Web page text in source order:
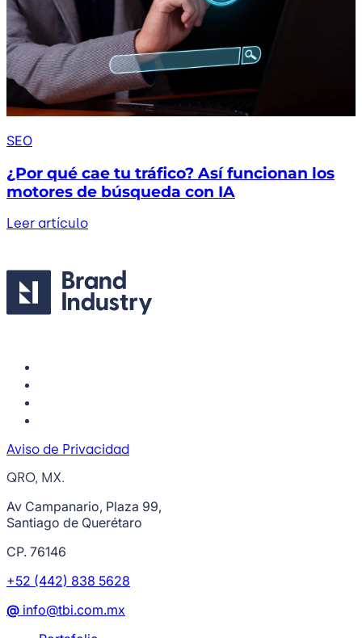
SEO
¿Por qué cae tu tráfico? Así funcionan los
motores de búsqueda con IA
Leer artículo
Aviso de Privacidad
QRO, MX.
Av Campanario, Plaza 99,
Santiago de Querétaro
CP. 76146
+52 (442) 838 5628
@ info@tbi.com.mx